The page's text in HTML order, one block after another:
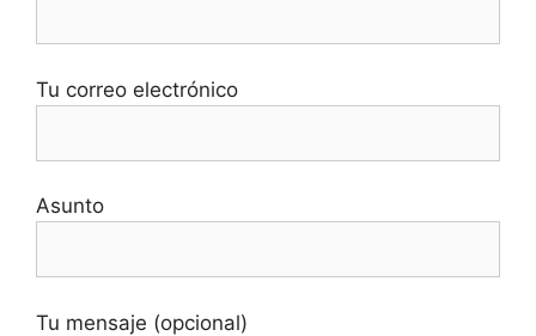
Tu correo electrónico
Asunto
Tu mensaje (opcional)